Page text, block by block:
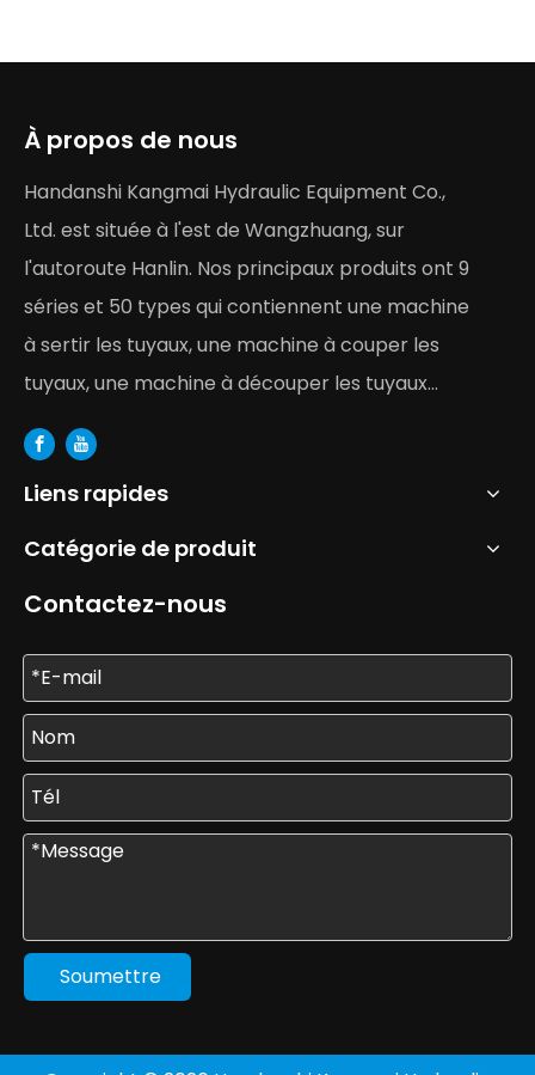
À propos de nous
Handanshi Kangmai Hydraulic Equipment Co.,
Ltd. est située à l'est de Wangzhuang, sur
l'autoroute Hanlin. Nos principaux produits ont 9
séries et 50 types qui contiennent une machine
à sertir les tuyaux, une machine à couper les
tuyaux, une machine à découper les tuyaux...
Liens rapides
Catégorie de produit
Contactez-nous
Soumettre